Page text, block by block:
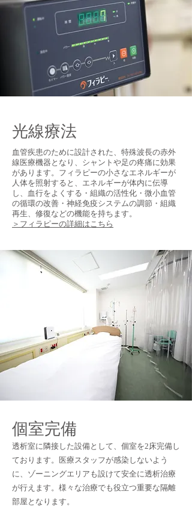
光線療法
血管疾患のために設計された、特殊波長の赤外
線医療機器となり、 シャントや足の疼痛に効果
があります。 フィラピーの小さなエネルギーが
人体を照射すると、エネルギーが体内に伝導
し、血行をよくする・組織の活性化・微小血管
の循環の改善・神経免疫システムの調節・組織
再生、修復などの機能を持ちます。
＞フィラピーの詳細はこちら
個室完備
透析室に隣接した設備として、個室を2床完備し
ております。医療スタッフが感染しないよう
に、ゾーニングエリアも設けて安全に透析治療
が行えます。様々な治療でも役立つ重要な隔離
部屋となります。